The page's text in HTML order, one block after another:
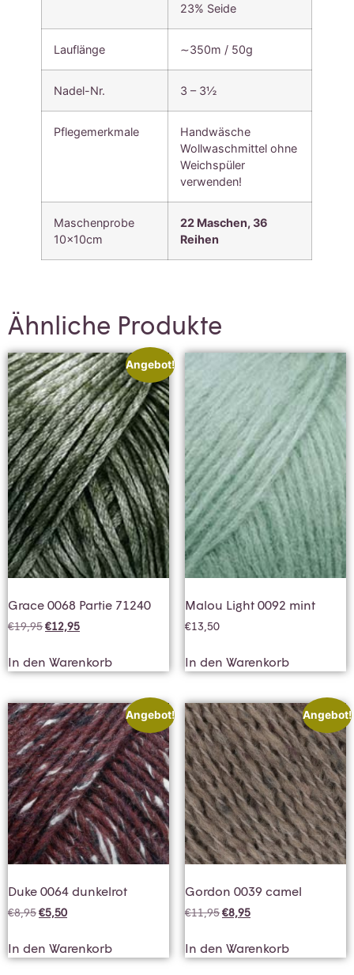
23% Seide
Lauflänge ∼350m / 50g
Nadel-Nr. 3 – 3½
Pflegemerkmale
Handwäsche
Wollwaschmittel ohne
Weichspüler
verwenden!
Maschenprobe
10x10cm
22 Maschen, 36
Reihen
Ähnliche Produkte
Angebot!
Grace 0068 Partie 71240
€19,95€12,95
In den Warenkorb
Malou Light 0092 mint
€13,50
In den Warenkorb
Angebot!
Duke 0064 dunkelrot
€8,95€5,50
In den Warenkorb
Angebot!
Gordon 0039 camel
€11,95€8,95
In den Warenkorb